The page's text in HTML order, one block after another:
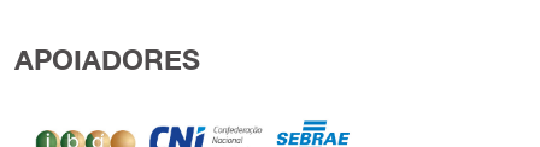
APOIADORES